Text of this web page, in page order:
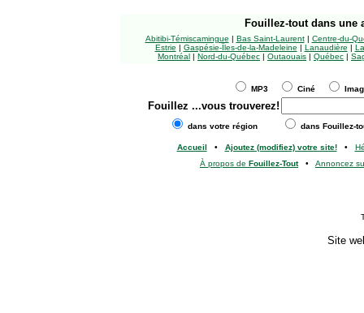
Fouillez-tout dans une
Abitibi-Témiscamingue | Bas Saint-Laurent| Centre-du-
Estrie | Gaspésie-Îles-de-la-Madeleine | Lanaudière |
Montréal | Nord-du-Québec | Outaouais | Québec |
MP3 Ciné
Fouillez ...vous trouverez!
dans votre région dans Fouillez-
Accueil • Ajoutez (modifiez) votre site!•
À propos de Fouillez-Tout• Annoncez
Site